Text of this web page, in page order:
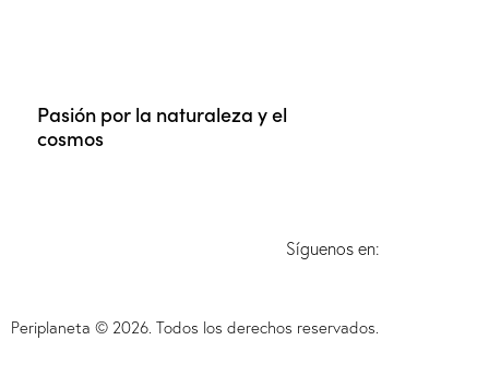
Pasión por la naturaleza y el
cosmos
Síguenos en:
Periplaneta © 2026. Todos los derechos reservados.